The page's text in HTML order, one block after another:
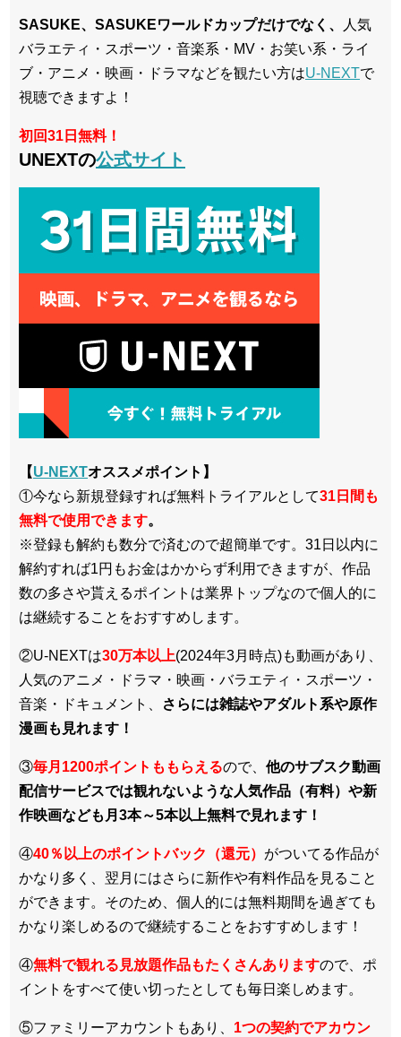
SASUKE、SASUKEワールドカップだけでなく、
人気
バラエティ・スポーツ・音楽系・MV・お笑い系・ライ
ブ・アニメ・映画・ドラマなどを観たい方はU-NEXTで
視聴できますよ！
初回31日無料！
UNEXTの公式サイト
【U-NEXTオススメポイント】
①今なら新規登録すれば無料トライアルとして31日間も
無料で使用できます。
※登録も解約も数分で済むので超簡単です。31日以内に
解約すれば1円もお金はかからず利用できますが、作品
数の多さや貰えるポイントは業界トップなので個人的に
は継続することをおすすめします。
②U-NEXTは30万本以上(2024年3月時点)も動画があり、
人気のアニメ・ドラマ・映画・バラエティ・スポーツ・
音楽・ドキュメント、
さらには雑誌やアダルト系や原作
漫画も見れます！
③毎月1200ポイントももらえるので、 他のサブスク動画
配信サービスでは観れないような人気作品（有料）や新
作映画なども月3本～5本以上無料で見れます！
④40％以上のポイントバック（還元） がついてる作品が
かなり多く、翌月にはさらに新作や有料作品を見ること
ができます。そのため、個人的には無料期間を過ぎても
かなり楽しめるので継続することをおすすめします！
④無料で観れる見放題作品もたくさんありますので、ポ
イントをすべて使い切ったとしても毎日楽しめます。
⑤ファミリーアカウントもあり、 1つの契約でアカウン